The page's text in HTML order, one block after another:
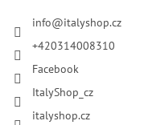
info@italyshop.cz
+420314008310
Facebook
ItalyShop_cz
italyshop.cz